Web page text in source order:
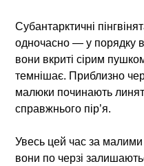
Субантарктичні
одночасно — у порядку
вони вкриті сірим
темнішає. Приблизно
малюки починають
справжнього пір’я.
Увесь цей час за малими
вони по черзі